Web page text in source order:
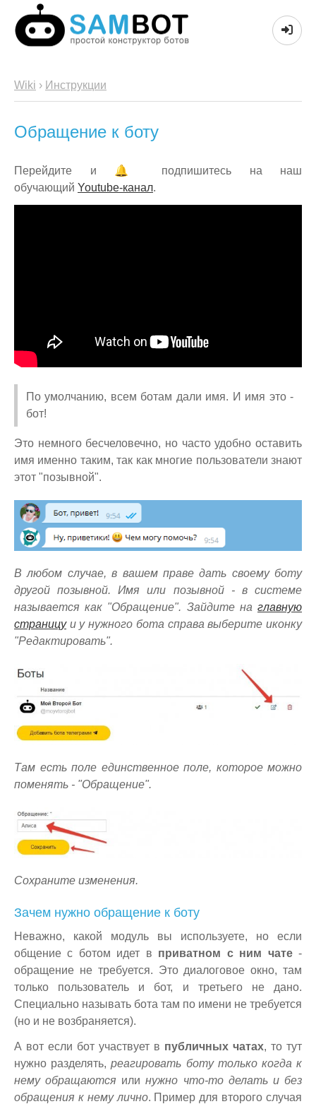
Wiki › Инструкции
Обращение к боту
Перейдите и 🔔 подпишитесь на наш
обучающий Youtube-канал.
По умолчанию, всем ботам дали имя. И имя это -
бот!
Это немного бесчеловечно, но часто удобно оставить
имя именно таким, так как многие пользователи знают
этот "позывной".
В любом случае, в вашем праве дать своему боту
другой позывной. Имя или позывной - в системе
называется как "Обращение". Зайдите на главную
страницуи у нужного бота справа выберите иконку
"Редактировать".
Там есть поле единственное поле, которое можно
поменять - "Обращение".
Сохраните изменения.
Зачем нужно обращение к боту
Неважно, какой модуль вы используете, но если
общение с ботом идет в приватном с ним чате-
обращение не требуется. Это диалоговое окно, там
только пользователь и бот, и третьего не дано.
Специально называть бота там по имени не требуется
(но и не возбраняется).
А вот если бот участвует в публичных чатах, то тут
нужно разделять,реагировать боту только когда к
нему обращаются илинужно что-то делать и без
обращения к нему лично. Пример для второго случая